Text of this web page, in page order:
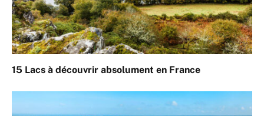
15 Lacs à découvrir absolument en France